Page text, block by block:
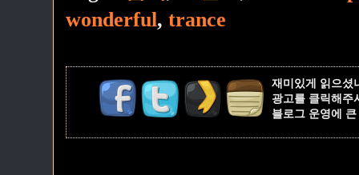
wonderful, trance
재미있게 읽으셨
광고를 클릭해주
블로그 운영에